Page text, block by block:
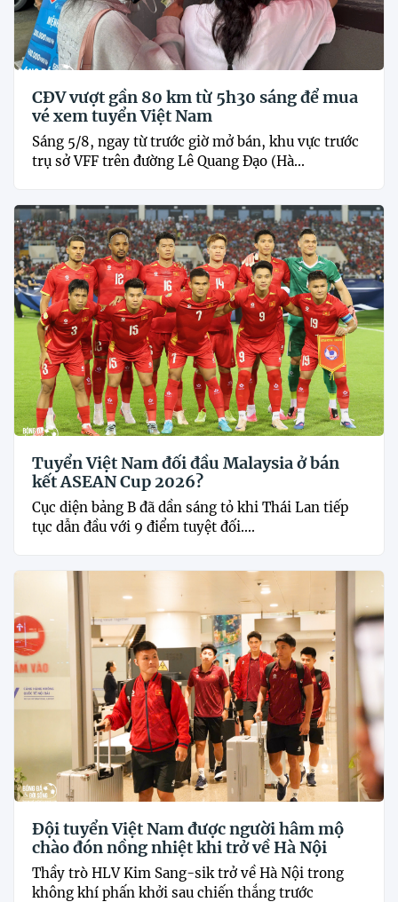
CĐV vượt gần 80 km từ 5h30 sáng để mua
vé xem tuyển Việt Nam
Sáng 5/8, ngay từ trước giờ mở bán, khu vực trước
trụ sở VFF trên đường Lê Quang Đạo (Hà...
Tuyển Việt Nam đối đầu Malaysia ở bán
kết ASEAN Cup 2026?
Cục diện bảng B đã dần sáng tỏ khi Thái Lan tiếp
tục dẫn đầu với 9 điểm tuyệt đối....
Đội tuyển Việt Nam được người hâm mộ
chào đón nồng nhiệt khi trở về Hà Nội
Thầy trò HLV Kim Sang-sik trở về Hà Nội trong
không khí phấn khởi sau chiến thắng trước